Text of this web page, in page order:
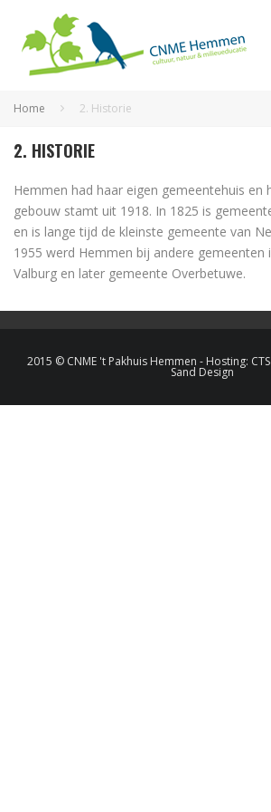
Home 2. Historie
2. HISTORIE
Hemmen had haar eigen gemeentehuis en
gebouw stamt uit 1918. In 1825 is
en is lange tijd de kleinste gemeente van
1955 werd Hemmen bij andere gemeenten
Valburg en later gemeente Overbetuwe.
2015 © CNME 't Pakhuis Hemmen - Hosting:
Sand Design